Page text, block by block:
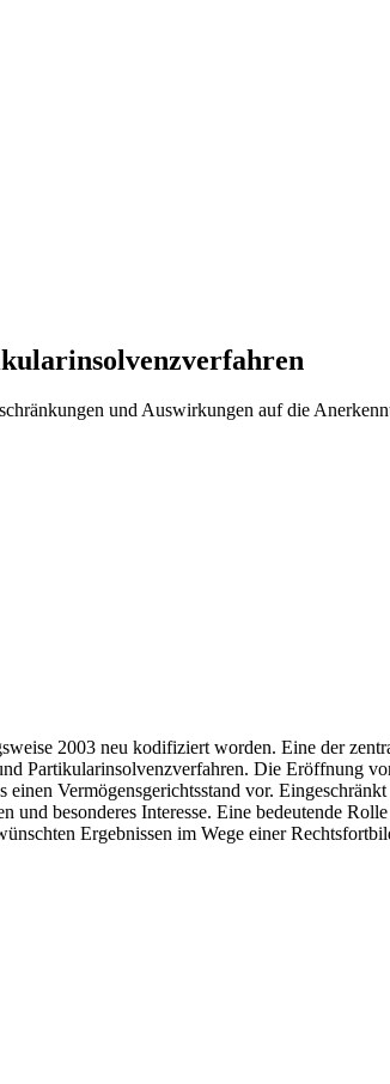
und Auswirkungen auf die
2003 neu kodifiziert worden. Eine der
Partikularinsolvenzverfahren. Die Eröffnung
Vermögensgerichtsstand vor.
besonderes Interesse. Eine bedeutende
Ergebnissen im Wege einer